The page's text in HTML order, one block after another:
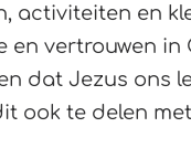
activiteiten en
en vertrouwen in
dat Jezus ons
ook te delen